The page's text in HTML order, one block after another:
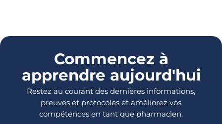
Commencez à
apprendre aujourd'hui
Restez au courant des dernières informations,
preuves et protocoles et améliorez vos
compétences en tant que pharmacien.